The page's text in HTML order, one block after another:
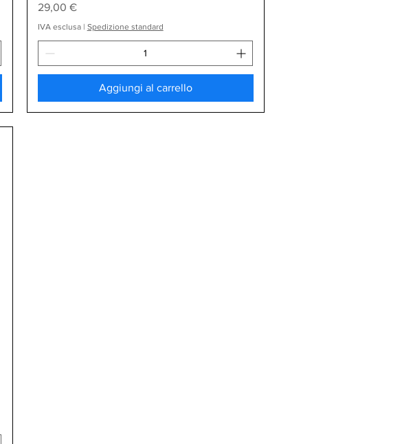
Prezzo
29,00 €
IVA esclusa| Spedizione standard
Aggiungi al carrello